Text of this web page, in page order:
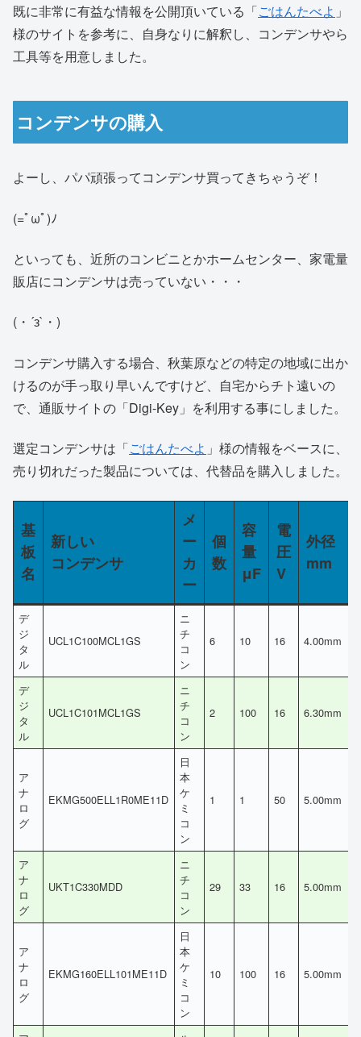
既に非常に有益な情報を公開頂いている「ごはんたべよ 」
様のサイトを参考に、自身なりに解釈し、コンデンサやら
工具等を用意しました。
コンデンサの購入
よーし、パパ頑張ってコンデンサ買ってきちゃうぞ！
(=ﾟωﾟ)ﾉ
といっても、近所のコンビニとかホームセンター、家電量
販店にコンデンサは売っていない・・・
(・´з`・)
コンデンサ購入する場合、秋葉原などの特定の地域に出か
けるのが手っ取り早いんですけど、自宅からチト遠いの
で、通販サイトの「Digi-Key」を利用する事にしました。
選定コンデンサは「ごはんたべよ 」様の情報をベースに、
売り切れだった製品については、代替品を購入しました。
基
板
名
新しい
コンデンサ
メ
ー
カ
ー
個
数
容
量
μF
電
圧
V
外径
mm
デ
ジ
タ
ル
UCL1C100MCL1GS
ニ
チ
コ
ン
6 10 16 4.00mm
デ
ジ
タ
ル
UCL1C101MCL1GS
ニ
チ
コ
ン
2 100 16 6.30mm
ア
ナ
ロ
グ
EKMG500ELL1R0ME11D
日
本
ケ
ミ
コ
ン
1 1 50 5.00mm
ア
ナ
ロ
グ
UKT1C330MDD
ニ
チ
コ
ン
29 33 16 5.00mm
ア
ナ
ロ
グ
EKMG160ELL101ME11D
日
本
ケ
ミ
コ
ン
10 100 16 5.00mm